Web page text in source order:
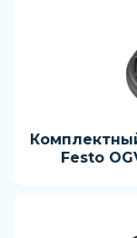
Festo